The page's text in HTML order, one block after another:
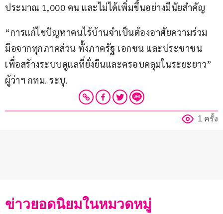
ประมาณ 1,000 คน และไม่ได้เพิ่มขึ้นอย่างมีนัยสำคัญ
“การแก้ไขปัญหาคนไร้บ้านจำเป็นต้องอาศัยความร่วม
มือจากทุกภาคส่วน ทั้งภาครัฐ เอกชน และประชาชน
เพื่อสร้างระบบดูแลที่ยั่งยืนและครอบคลุมในระยะยาว”
ผู้ว่าฯ กทม. ระบุ.
1 ครั้ง
ข่าวยอดนิยมในหมวดหมู่